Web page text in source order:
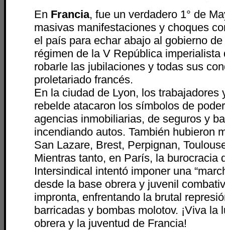
En Francia, fue un verdadero 1° de
masivas manifestaciones y choques
el país para echar abajo al gobierno
régimen de la V República imperialista
robarle las jubilaciones y todas sus
proletariado francés.
En la ciudad de Lyon, los trabajadores
rebelde atacaron los símbolos de
agencias inmobiliarias, de seguros y
incendiando autos. También hubieron
San Lazare, Brest, Perpignan,
Mientras tanto, en París, la burocracia
Intersindical intentó imponer una
desde la base obrera y juvenil
impronta, enfrentando la brutal
barricadas y bombas molotov. ¡Viva la
obrera y la juventud de Francia!